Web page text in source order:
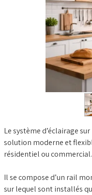
Le système d’éclairage
solution moderne et
résidentiel ou commercial.
Il se compose d’un rail
sur lequel sont installés